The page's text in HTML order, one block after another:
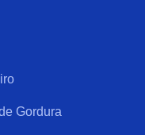
Gordura